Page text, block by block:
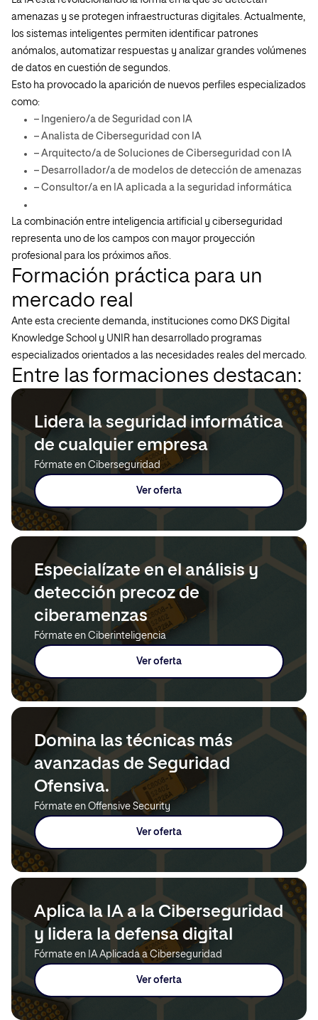
amenazas y se protegen infraestructuras digitales. Actualmente,
los sistemas inteligentes permiten identificar patrones
anómalos, automatizar respuestas y analizar grandes volúmenes
de datos en cuestión de segundos.
Esto ha provocado la aparición de nuevos perfiles especializados
como:
– Ingeniero/a de Seguridad con IA
– Analista de Ciberseguridad con IA
– Arquitecto/a de Soluciones de Ciberseguridad con IA
– Desarrollador/a de modelos de detección de amenazas
– Consultor/a en IA aplicada a la seguridad informática
La combinación entre inteligencia artificial y ciberseguridad
representa uno de los campos con mayor proyección
profesional para los próximos años.
Formación práctica para un
mercado real
Ante esta creciente demanda, instituciones como DKS Digital
Knowledge School y UNIR han desarrollado programas
especializados orientados a las necesidades reales del mercado.
Entre las formaciones destacan:
Lidera la seguridad informática
de cualquier empresa
Fórmate en Ciberseguridad
Ver oferta
Especialízate en el análisis y
detección precoz de
ciberamenzas
Fórmate en Ciberinteligencia
Ver oferta
Domina las técnicas más
avanzadas de Seguridad
Ofensiva.
Fórmate en Offensive Security
Ver oferta
Aplica la IA a la Ciberseguridad
y lidera la defensa digital
Fórmate en IA Aplicada a Ciberseguridad
Ver oferta